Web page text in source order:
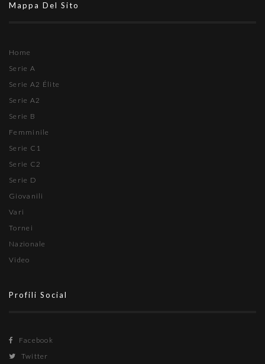
Mappa Del Sito
Home
Serie A
Serie A2 Élite
Serie A2
Serie B
Femminile
Serie C1
Serie C2
Serie D
Giovanili
Vari
Tornei
Nazionale
Video
Profili Social
Facebook
Twitter